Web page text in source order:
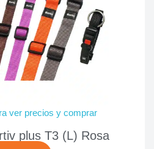
ver precios y comprar
plus T3 (L) Rosa